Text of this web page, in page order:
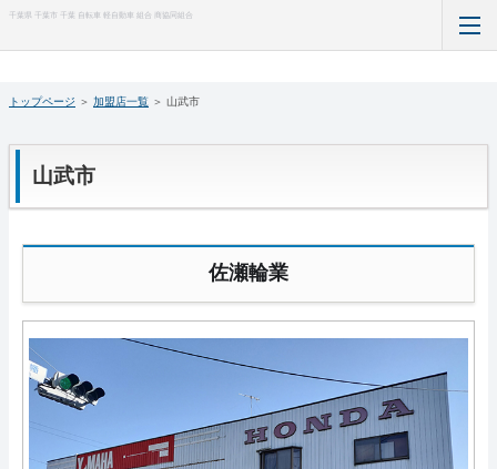
千葉県 千葉市 千葉 自転車 軽自動車 組合 商協同組合
加盟店一覧
防犯登録のQ&A
自転車点検ガイド
サイクリングガイド
組織概要
トップページ ＞ 加盟店一覧 ＞ 山武市
山武市
佐瀬輪業